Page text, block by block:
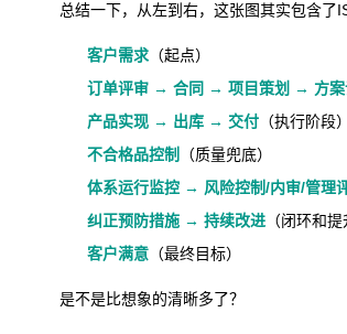
总结一下，从左到右，这张图其实包含了
客户需求 （起点）
订单评审 → 合同 → 项目策划 → 方案
产品实现 → 出库 → 交付 （执行阶段）
不合格品控制
（质量兜底）
体系运行监控 → 风险控制/内审/管理
纠正预防措施 → 持续改进 （闭环和提
客户满意 （最终目标）
是不是比想象的清晰多了？